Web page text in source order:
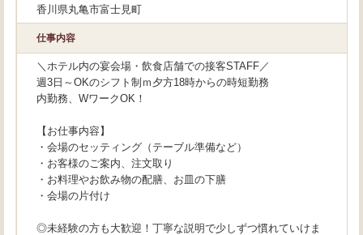
香川県丸亀市富士見町
仕事内容
＼ホテル内の宴会場・飲食店舗での接客STAFF／
週3日～OKのシフト制ｍ夕方18時からの時短勤務
内勤務、WワークOK！
【お仕事内容】
・会場のセッティング（テーブル準備など）
・お客様のご案内、注文取り
・お料理やお飲み物の配膳、お皿の下膳
・会場の片付け
◎未経験の方も大歓迎！丁寧な説明で少しずつ慣れていけま